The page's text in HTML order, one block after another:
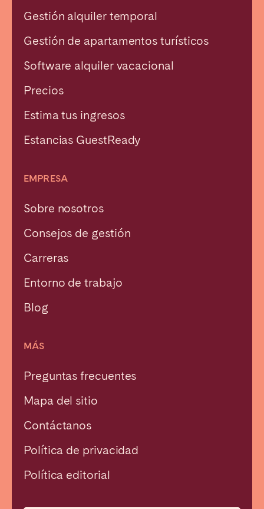
Gestión alquiler temporal
Gestión de apartamentos turísticos
Software alquiler vacacional
Precios
Estima tus ingresos
Estancias GuestReady
EMPRESA
Sobre nosotros
Consejos de gestión
Carreras
Entorno de trabajo
Blog
MÁS
Preguntas frecuentes
Mapa del sitio
Contáctanos
Política de privacidad
Política editorial